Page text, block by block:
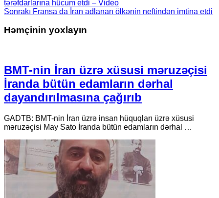
tərəfdarlarına hücum etdi – Video
Sonrakı Fransa da İran adlanan ölkənin neftindən imtina etdi
Həmçinin yoxlayın
BMT-nin İran üzrə xüsusi məruzəçisi
İranda bütün edamların dərhal
dayandırılmasına çağırıb
GADTB: BMT-nin İran üzrə insan hüquqları üzrə xüsusi
məruzəçisi May Sato İranda bütün edamların dərhal …